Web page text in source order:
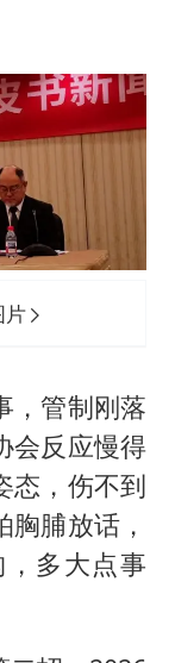
片
，管制刚落
会反应慢得
态，伤不到
脯放话，
多大点事